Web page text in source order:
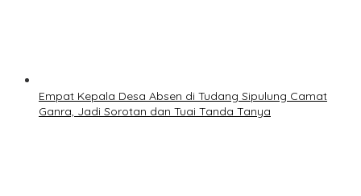
Empat Kepala Desa Absen di Tudang Sipulung Camat
Ganra, Jadi Sorotan dan Tuai Tanda Tanya